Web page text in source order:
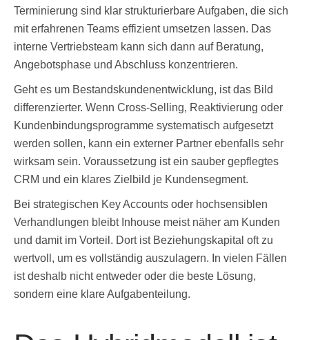
Terminierung sind klar strukturierbare Aufgaben, die sich
mit erfahrenen Teams effizient umsetzen lassen. Das
interne Vertriebsteam kann sich dann auf Beratung,
Angebotsphase und Abschluss konzentrieren.
Geht es um Bestandskundenentwicklung, ist das Bild
differenzierter. Wenn Cross-Selling, Reaktivierung oder
Kundenbindungsprogramme systematisch aufgesetzt
werden sollen, kann ein externer Partner ebenfalls sehr
wirksam sein. Voraussetzung ist ein sauber gepflegtes
CRM und ein klares Zielbild je Kundensegment.
Bei strategischen Key Accounts oder hochsensiblen
Verhandlungen bleibt Inhouse meist näher am Kunden
und damit im Vorteil. Dort ist Beziehungskapital oft zu
wertvoll, um es vollständig auszulagern. In vielen Fällen
ist deshalb nicht entweder oder die beste Lösung,
sondern eine klare Aufgabenteilung.